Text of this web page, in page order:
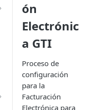
ón
Electrónic
a GTI
Proceso de
configuración
para la
Facturación
Electrónica para